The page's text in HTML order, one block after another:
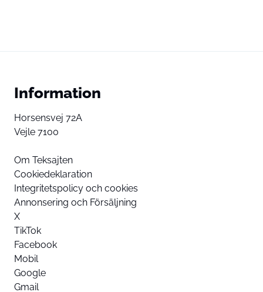
Information
Horsensvej 72A
Vejle 7100
Om Teksajten
Cookiedeklaration
Integritetspolicy och cookies
Annonsering och Försäljning
X
TikTok
Facebook
Mobil
Google
Gmail